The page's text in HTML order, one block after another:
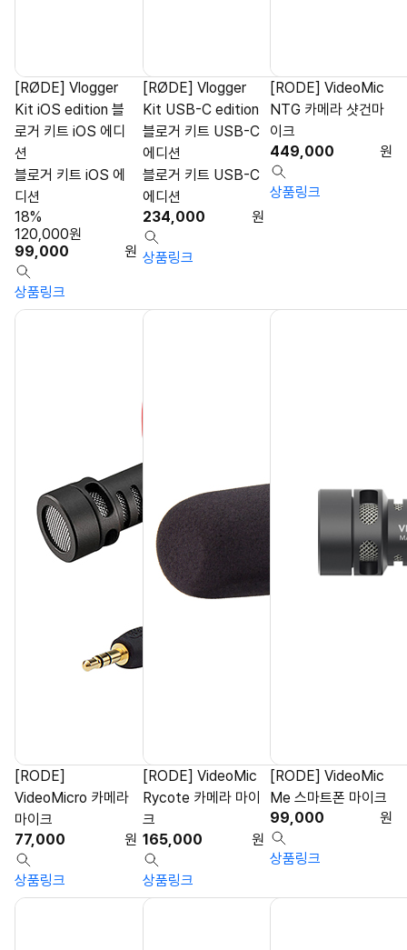
[RØDE] Vlogger
Kit iOS edition 블
로거 키트 iOS 에디
션
블로거 키트 iOS 에
디션
99,000 원
120,000원
18%
상품링크
[RØDE] Vlogger
Kit USB-C edition
블로거 키트 USB-C
에디션
블로거 키트 USB-C
에디션
234,000
원
상품링크
[RODE] VideoMic
NTG 카메라 샷건마
이크
449,000
원
상품링크
[RODE]
VideoMicro 카메라
마이크
77,000
원
상품링크
[RODE] VideoMic
Rycote 카메라 마이
크
165,000
원
상품링크
[RODE] VideoMic
Me 스마트폰 마이크
99,000
원
상품링크